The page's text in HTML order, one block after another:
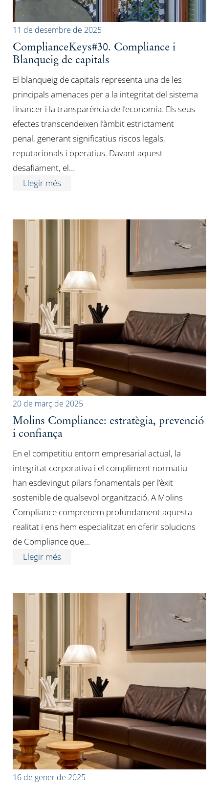
11 de desembre de 2025
ComplianceKeys#30. Compliance i
Blanqueig de capitals
El blanqueig de capitals representa una de les
principals amenaces per a la integritat del sistema
financer i la transparència de l’economia. Els seus
efectes transcendeixen l’àmbit estrictament
penal, generant significatius riscos legals,
reputacionals i operatius. Davant aquest
desafiament, el…
Llegir més
20 de març de 2025
Molins Compliance: estratègia, prevenció
i confiança
En el competitiu entorn empresarial actual, la
integritat corporativa i el compliment normatiu
han esdevingut pilars fonamentals per l’èxit
sostenible de qualsevol organització. A Molins
Compliance comprenem profundament aquesta
realitat i ens hem especialitzat en oferir solucions
de Compliance que…
Llegir més
16 de gener de 2025